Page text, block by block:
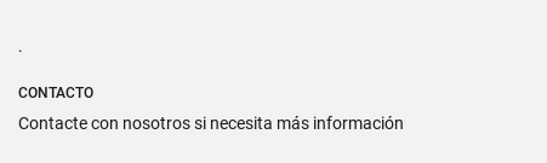
.
CONTACTO
Contacte con nosotros si necesita más información